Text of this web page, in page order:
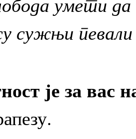
сужњи певали
је за вас